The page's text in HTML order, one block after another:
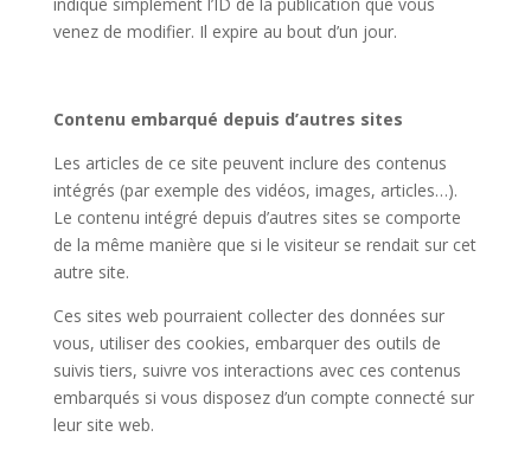
venez de modifier. Il expire au bout d’un jour.
Contenu embarqué depuis d’autres sites
Les articles de ce site peuvent inclure des contenus
intégrés (par exemple des vidéos, images, articles…).
Le contenu intégré depuis d’autres sites se comporte
de la même manière que si le visiteur se rendait sur cet
autre site.
Ces sites web pourraient collecter des données sur
vous, utiliser des cookies, embarquer des outils de
suivis tiers, suivre vos interactions avec ces contenus
embarqués si vous disposez d’un compte connecté sur
leur site web.